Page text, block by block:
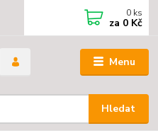
Menu
Hledat
0 ks
za 0 Kč